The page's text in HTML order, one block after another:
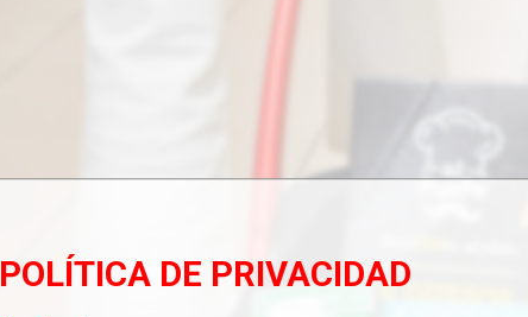
POLÍTICA DE PRIVACIDAD